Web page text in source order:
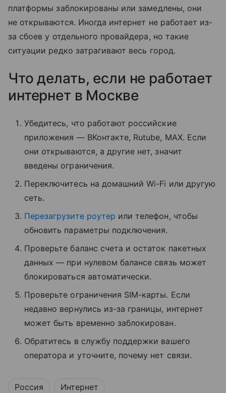
платформы заблокированы или замедлены, они
не открываются. Иногда интернет не работает из-
за сбоев у отдельного провайдера, но такие
ситуации редко затрагивают весь город.
Что делать, если не работает
интернет в Москве
Убедитесь, что работают российские
приложения — ВКонтакте, Rutube, MAX. Если
они открываются, а другие нет, значит
введены ограничения.
Переключитесь на домашний Wi-Fi или другую
сеть.
Перезагрузите роутер или телефон, чтобы
обновить параметры подключения.
Проверьте баланс счета и остаток пакетных
данных — при нулевом балансе связь может
блокироваться автоматически.
Проверьте ограничения SIM-карты. Если
недавно вернулись из-за границы, интернет
может быть временно заблокирован.
Обратитесь в службу поддержки вашего
оператора и уточните, почему нет связи.
Россия Интернет